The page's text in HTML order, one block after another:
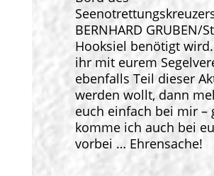
BERNHARD GRUBEN/
Hooksiel benötigt
ihr mit eurem
ebenfalls Teil dieser
werden wollt, dann
euch einfach bei mir –
komme ich auch bei
vorbei … Ehrensache!